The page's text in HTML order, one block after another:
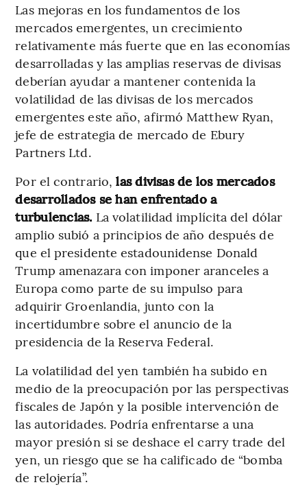
Las mejoras en los fundamentos de los
mercados emergentes, un crecimiento
relativamente más fuerte que en las economías
desarrolladas y las amplias reservas de divisas
deberían ayudar a mantener contenida la
volatilidad de las divisas de los mercados
emergentes este año, afirmó Matthew Ryan,
jefe de estrategia de mercado de Ebury
Partners Ltd.
Por el contrario, las divisas de los mercados
desarrollados se han enfrentado a
turbulencias. La volatilidad implícita del dólar
amplio subió a principios de año después de
que el presidente estadounidense Donald
Trump amenazara con imponer aranceles a
Europa como parte de su impulso para
adquirir Groenlandia, junto con la
incertidumbre sobre el anuncio de la
presidencia de la Reserva Federal.
La volatilidad del yen también ha subido en
medio de la preocupación por las perspectivas
fiscales de Japón y la posible intervención de
las autoridades. Podría enfrentarse a una
mayor presión si se deshace el carry trade del
yen, un riesgo que se ha calificado de “bomba
de relojería”.